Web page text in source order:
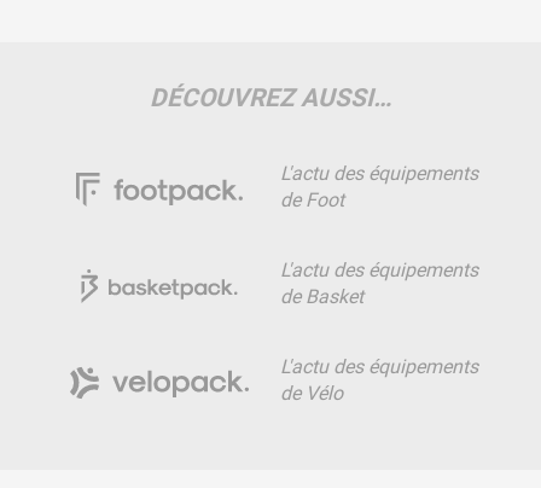
DÉCOUVREZ AUSSI…
L'actu des équipements
de Foot
L'actu des équipements
de Basket
L'actu des équipements
de Vélo